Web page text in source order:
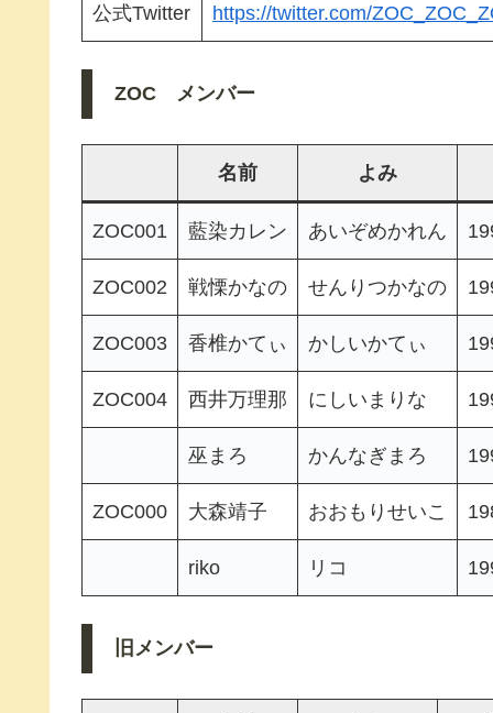
公式Twitter https://twitter.com/
ZOC メンバー
名前 よみ
ZOC001 藍染カレン あいぞめかれん
ZOC002 戦慄かなの せんりつかなの
ZOC003 香椎かてぃ かしいかてぃ
ZOC004 西井万理那 にしいまりな
巫まろ かんなぎまろ
ZOC000 大森靖子 おおもりせいこ
riko リコ
旧メンバー